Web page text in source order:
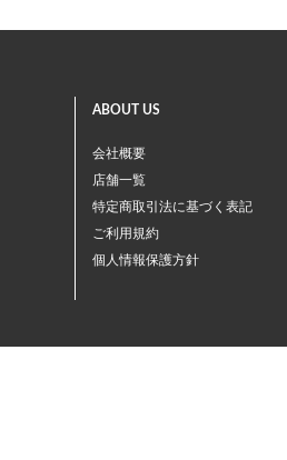
ABOUT US
会社概要
店舗一覧
特定商取引法に基づく表記
ご利用規約
個人情報保護方針